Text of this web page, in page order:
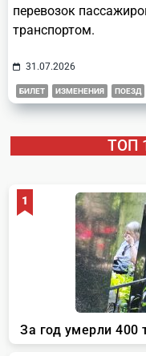
перевозок
транспортом.
31.07.2026
БИЛЕТ ИЗМЕНЕНИЯ ПОЕЗД
ТОП